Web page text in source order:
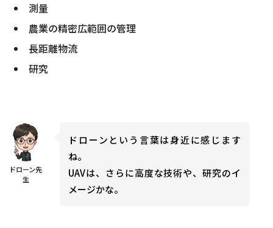
測量
農業の精密広範囲の管理
長距離物流
研究
ドローン先
生
ドローンという言葉は身近に感じます
ね。
UAVは、さらに高度な技術や、研究のイ
メージかな。